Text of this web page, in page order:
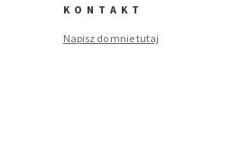
KONTAKT
Napisz do mnie tutaj